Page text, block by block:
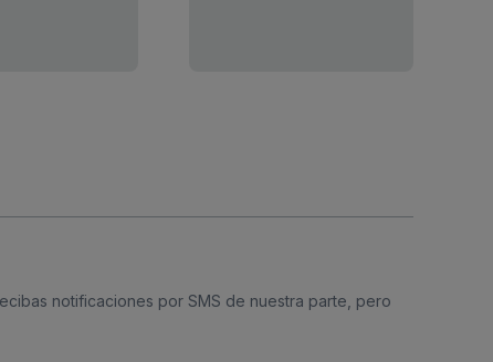
notificaciones por SMS de nuestra parte, pero